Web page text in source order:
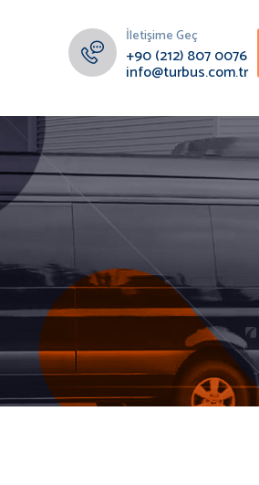
İletişime Geç
+90 (212) 807 0076
info@turbus.com.tr